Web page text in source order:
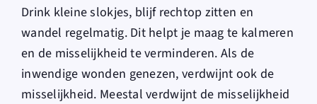
Drink kleine slokjes, blijf rechtop zitten en
wandel regelmatig. Dit helpt je maag te kalmeren
en de misselijkheid te verminderen. Als de
inwendige wonden genezen, verdwijnt ook de
misselijkheid. Meestal verdwijnt de misselijkheid